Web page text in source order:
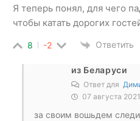
Я теперь понял, для чего
чтобы катать дорогих
8 -2 Ответить
из Беларуси
Ответ для
07 августа
за своим вошьдем следи